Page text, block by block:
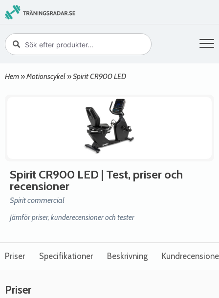
Hem »Motionscykel »Spirit CR900 LED
Spirit CR900 LED | Test, priser och
recensioner
Spirit commercial
Jämför priser, kunderecensioner och tester
Priser Specifikationer Beskrivning
Priser